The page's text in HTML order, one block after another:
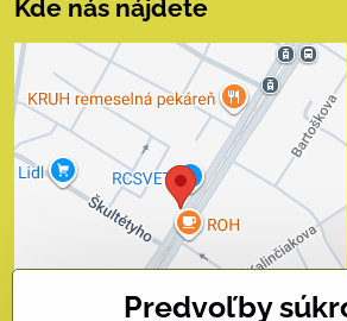
Kde nás nájdete
Externý obsah je
blokovaný Voľbami
súkromia
Prajete si načítať externý obsah?
Povoliť tentokrát
Predvoľby